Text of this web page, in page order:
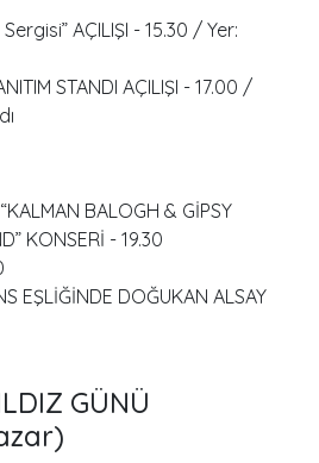
AÇILIŞI - 15.30 / Yer:
STANDI AÇILIŞI - 17.00 /
BALOGH & GİPSY
KONSERİ - 19.30
EŞLİĞİNDE DOĞUKAN ALSAY
GÜNÜ